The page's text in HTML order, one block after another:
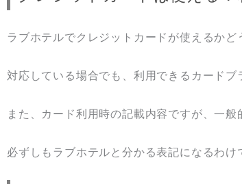
ラブホテルでクレジットカードが使えるかど
対応している場合でも、利用できるカード
また、カード利用時の記載内容ですが、一
必ずしもラブホテルと分かる表記になるわ